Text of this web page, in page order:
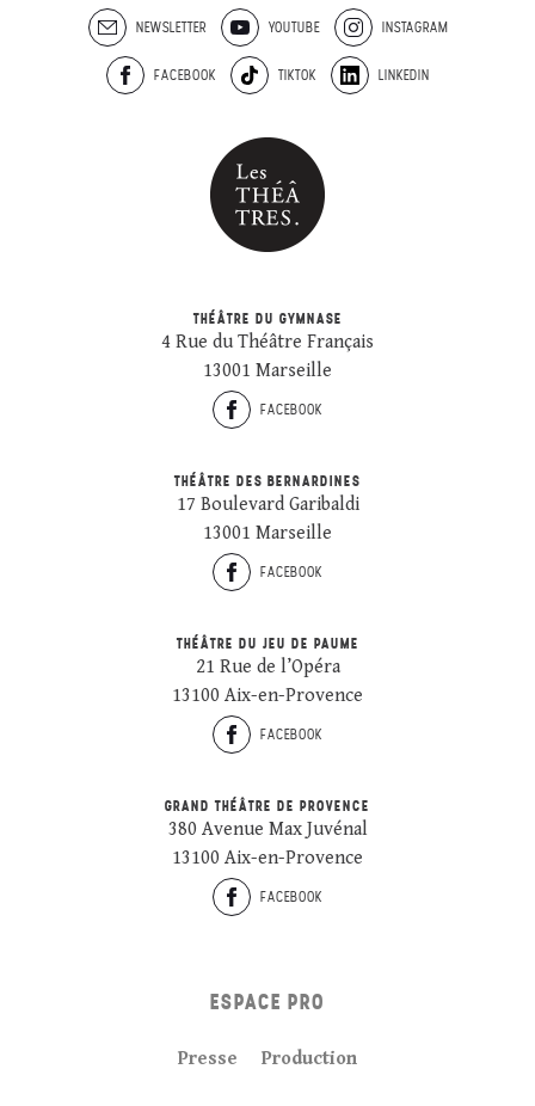
NEWSLETTER YOUTUBE INSTAGRAM
FACEBOOK TIKTOK LINKEDIN
THÉÂTRE DU GYMNASE
4 Rue du Théâtre Français
13001 Marseille
FACEBOOK
THÉÂTRE DES BERNARDINES
17 Boulevard Garibaldi
13001 Marseille
FACEBOOK
THÉÂTRE DU JEU DE PAUME
21 Rue de l’Opéra
13100 Aix-en-Provence
FACEBOOK
GRAND THÉÂTRE DE PROVENCE
380 Avenue Max Juvénal
13100 Aix-en-Provence
FACEBOOK
ESPACE PRO
Presse Production